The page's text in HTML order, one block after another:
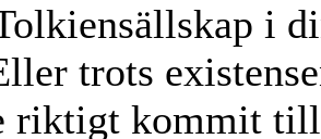
i
trots
riktigt kommit